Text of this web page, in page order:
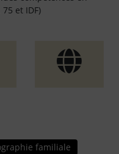
et IDF)
familiale